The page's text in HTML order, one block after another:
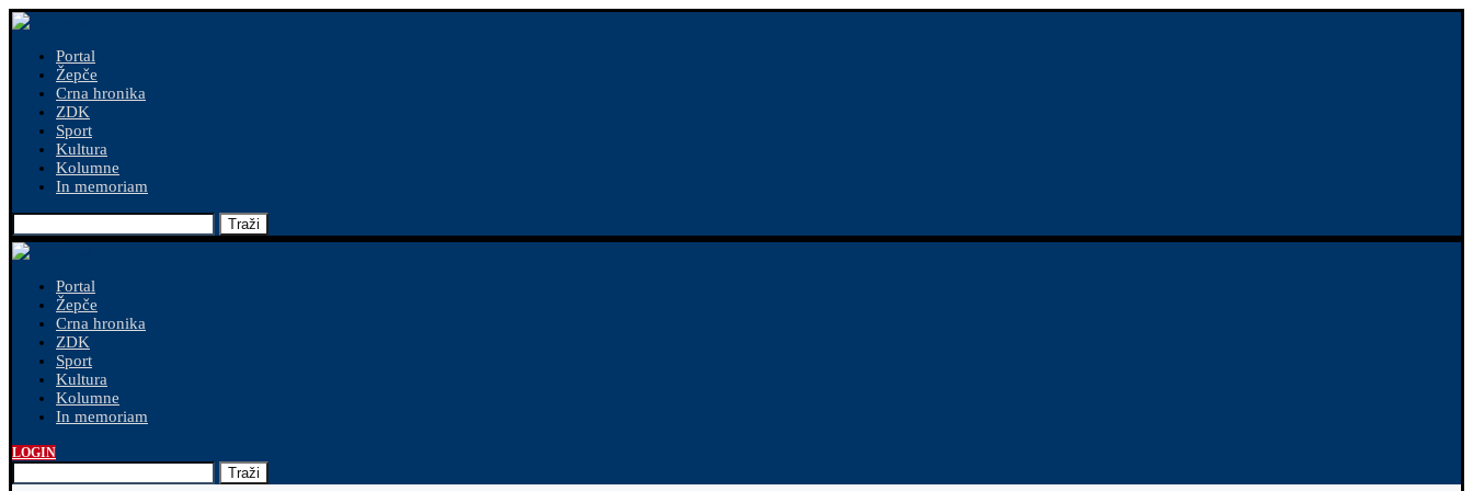
Portal
Žepče
Crna hronika
ZDK
Sport
Kultura
Kolumne
In memoriam
Traži
Portal
Žepče
Crna hronika
ZDK
Sport
Kultura
Kolumne
In memoriam
LOGIN
Traži